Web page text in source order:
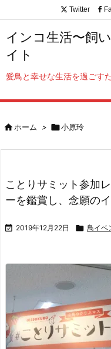
インコ生活〜飼
イト
愛鳥と幸せな生活を過ごす
Twitter
ホーム > 小原玲
ことりサミット参加
ーを鑑賞し、念願の
 2019年12月22日  鳥イベ